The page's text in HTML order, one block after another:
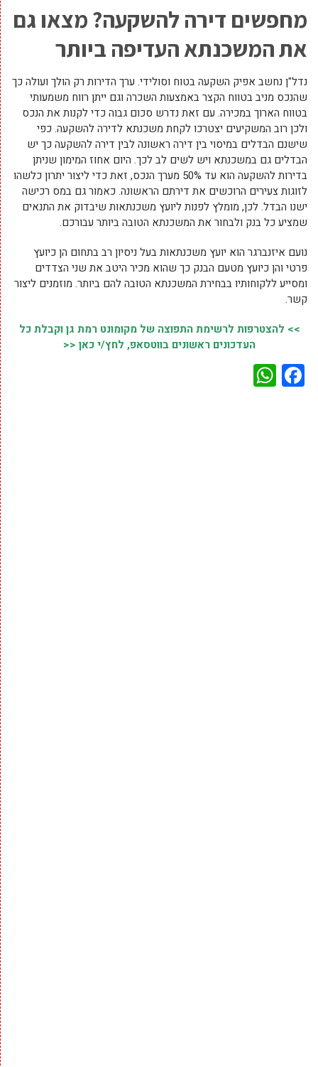
מחפשים דירה להשקעה? מצאו גם
את המשכנתא העדיפה ביותר
נדל"ן נחשב אפיק השקעה בטוח וסולידי. ערך הדירות רק הולך ועולה כך
שהנכס מניב בטווח הקצר באמצעות השכרה וגם ייתן רווח משמעותי
בטווח הארוך במכירה. עם זאת נדרש סכום גבוה כדי לקנות את הנכס
ולכן רוב המשקיעים יצטרכו לקחת משכנתא לדירה להשקעה. כפי
שישנם הבדלים במיסוי בין דירה ראשונה לבין דירה להשקעה כך יש
הבדלים גם במשכנתא ויש לשים לב לכך. היום אחוז המימון שניתן
בדירות להשקעה הוא עד 50% מערך הנכס, זאת כדי ליצור יתרון כלשהו
לזוגות צעירים הרוכשים את דירתם הראשונה. כאמור גם במס רכישה
ישנו הבדל. לכן, מומלץ לפנות ליועץ משכנתאות שיבדוק את התנאים
שמציע כל בנק ולבחור את המשכנתא הטובה ביותר עבורכם.
נועם איזנברגר הוא יועץ משכנתאות בעל ניסיון רב בתחום הן כיועץ
פרטי והן כיועץ מטעם הבנק כך שהוא מכיר היטב את שני הצדדים
ומסייע ללקוחותיו בבחירת המשכנתא הטובה להם ביותר. מוזמנים ליצור
קשר.
>> להצטרפות לרשימת התפוצה של מקומונט רמת גן וקבלת כל
העדכונים ראשונים בווטסאפ, לחץ/י כאן <<
Facebook